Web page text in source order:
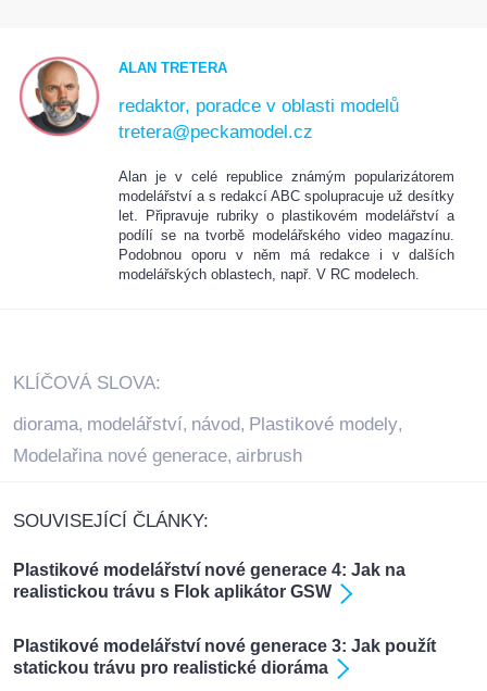
ALAN TRETERA
redaktor, poradce v oblasti modelů
tretera@peckamodel.cz
Alan je v celé republice známým popularizátorem
modelářství a s redakcí ABC spolupracuje už desítky
let. Připravuje rubriky o plastikovém modelářství a
podílí se na tvorbě modelářského video magazínu.
Podobnou oporu v něm má redakce i v dalších
modelářských oblastech, např. V RC modelech.
KLÍČOVÁ SLOVA:
diorama, modelářství, návod, Plastikové modely,
Modelařina nové generace, airbrush
SOUVISEJÍCÍ ČLÁNKY:
Plastikové modelářství nové generace 4: Jak na
realistickou trávu s Flok aplikátor GSW
Plastikové modelářství nové generace 3: Jak použít
statickou trávu pro realistické dioráma